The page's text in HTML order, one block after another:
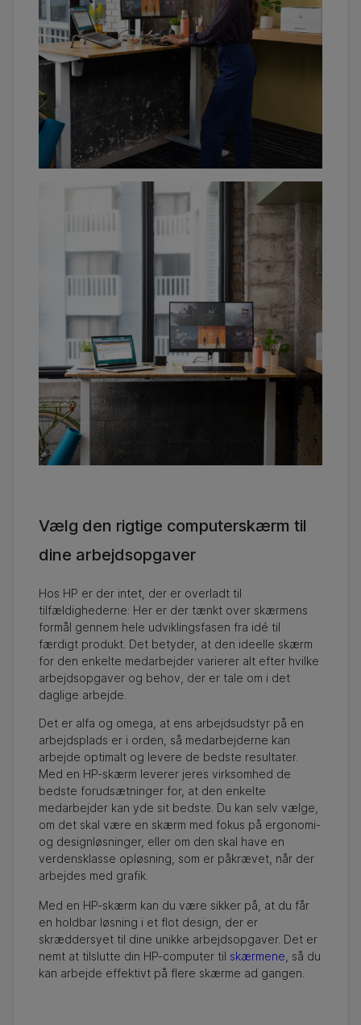
Vælg den rigtige computerskærm til
dine arbejdsopgaver
Hos HP er der intet, der er overladt til
tilfældighederne: Her er der tænkt over skærmens
formål gennem hele udviklingsfasen fra idé til
færdigt produkt. Det betyder, at den ideelle skærm
for den enkelte medarbejder varierer alt efter hvilke
arbejdsopgaver og behov, der er tale om i det
daglige arbejde.
Det er alfa og omega, at ens arbejdsudstyr på en
arbejdsplads er i orden, så medarbejderne kan
arbejde optimalt og levere de bedste resultater.
Med en HP-skærm leverer jeres virksomhed de
bedste forudsætninger for, at den enkelte
medarbejder kan yde sit bedste. Du kan selv vælge,
om det skal være en skærm med fokus på ergonomi-
og designløsninger, eller om den skal have en
verdensklasse opløsning, som er påkrævet, når der
arbejdes med grafik.
Med en HP-skærm kan du være sikker på, at du får
en holdbar løsning i et flot design, der er
skræddersyet til dine unikke arbejdsopgaver. Det er
nemt at tilslutte din HP-computer til skærmene , så du
kan arbejde effektivt på flere skærme ad gangen.